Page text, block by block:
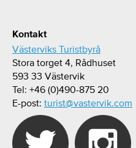
Kontakt
Västerviks Turistbyrå
Stora torget 4, Rådhuset
593 33 Västervik
Tel: +46 (0)490-875 20
E-post: turist@vastervik.com